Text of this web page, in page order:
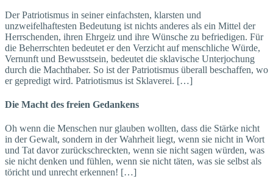
Der Patriotismus in seiner einfachsten, klarsten und
unzweifelhaftesten Bedeutung ist nichts anderes als ein Mittel der
Herrschenden, ihren Ehrgeiz und ihre Wünsche zu befriedigen. Für
die Beherrschten bedeutet er den Verzicht auf menschliche Würde,
Vernunft und Bewusstsein, bedeutet die sklavische Unterjochung
durch die Machthaber. So ist der Patriotismus überall beschaffen, wo
er gepredigt wird. Patriotismus ist Sklaverei. […]
Die Macht des freien Gedankens
Oh wenn die Menschen nur glauben wollten, dass die Stärke nicht
in der Gewalt, sondern in der Wahrheit liegt, wenn sie nicht in Wort
und Tat davor zurückschreckten, wenn sie nicht sagen würden, was
sie nicht denken und fühlen, wenn sie nicht täten, was sie selbst als
töricht und unrecht erkennen! […]